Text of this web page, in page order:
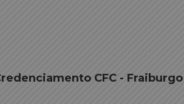
CFC - Fraiburgo